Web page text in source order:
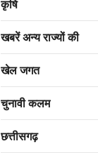
खबरें अन्य राज्यों की
खेल जगत
चुनावी कलम
छत्तीसगढ़